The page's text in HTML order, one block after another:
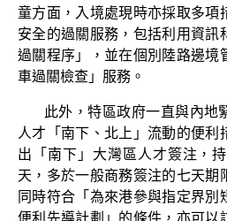
童方面，入境處現時亦採取多項
安全的過關服務，包括利用資訊
過關程序」，並在個別陸路邊境
車過關檢查」服務。
此外，特區政府一直與內地
人才「南下、北上」流動的便利
出「南下」大灣區人才簽注，
天，多於一般商務簽注的七天期
同時符合「為來港參與指定界別
便利先導計劃」的條件，亦可以